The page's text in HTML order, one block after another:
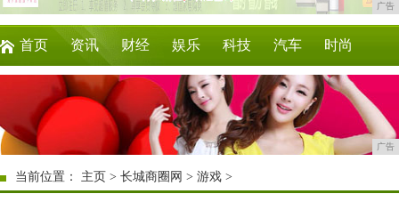
广告
首页 资讯 财经 娱乐 科技 汽车 时尚
游戏 美食 商讯 消费 购物
广告
当前位置： 主页 >长城商圈网 >游戏 >